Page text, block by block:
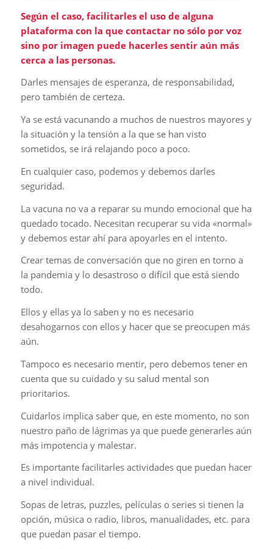
Según el caso, facilitarles el uso de alguna
plataforma con la que contactar no sólo por voz
sino por imagen puede hacerles sentir aún más
cerca a las personas.
Darles mensajes de esperanza, de responsabilidad,
pero también de certeza.
Ya se está vacunando a muchos de nuestros mayores y
la situación y la tensión a la que se han visto
sometidos, se irá relajando poco a poco.
En cualquier caso, podemos y debemos darles
seguridad.
La vacuna no va a reparar su mundo emocional que ha
quedado tocado. Necesitan recuperar su vida «normal»
y debemos estar ahí para apoyarles en el intento.
Crear temas de conversación que no giren en torno a
la pandemia y lo desastroso o difícil que está siendo
todo.
Ellos y ellas ya lo saben y no es necesario
desahogarnos con ellos y hacer que se preocupen más
aún.
Tampoco es necesario mentir, pero debemos tener en
cuenta que su cuidado y su salud mental son
prioritarios.
Cuidarlos implica saber que, en este momento, no son
nuestro paño de lágrimas ya que puede generarles aún
más impotencia y malestar.
Es importante facilitarles actividades que puedan hacer
a nivel individual.
Sopas de letras, puzzles, películas o series si tienen la
opción, música o radio, libros, manualidades, etc. para
que puedan pasar el tiempo.